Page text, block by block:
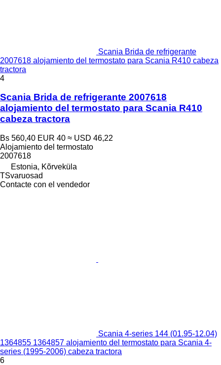
Scania Brida de refrigerante
2007618 alojamiento del termostato para Scania R410 cabeza
tractora
4
Scania Brida de refrigerante 2007618
alojamiento del termostato para Scania R410
cabeza tractora
Bs 560,40 EUR 40 ≈ USD 46,22
Alojamiento del termostato
2007618
Estonia, Kõrveküla
TSvaruosad
Contacte con el vendedor
Scania 4-series 144 (01.95-12.04)
1364855 1364857 alojamiento del termostato para Scania 4-
series (1995-2006) cabeza tractora
6